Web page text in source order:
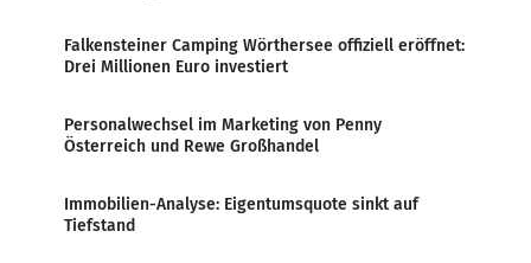
Falkensteiner Camping Wörthersee offiziell eröffnet:
Drei Millionen Euro investiert
Personalwechsel im Marketing von Penny
Österreich und Rewe Großhandel
Immobilien-Analyse: Eigentumsquote sinkt auf
Tiefstand